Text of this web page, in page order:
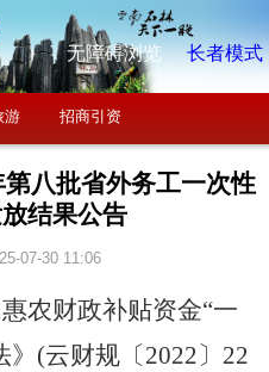
无障碍浏览 长者模式
游 招商引资
八批省外务工一次性
结果公告
07-30 11:06
农财政补贴资金“一
》 (云财规〔2022〕 22